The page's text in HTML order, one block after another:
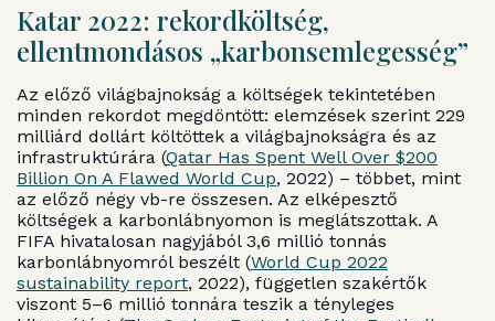
Katar 2022: rekordköltség,
ellentmondásos „karbonsemlegesség”
Az előző világbajnokság a költségek tekintetében
minden rekordot megdöntött: elemzések szerint 229
milliárd dollárt költöttek a világbajnokságra és az
infrastruktúrára (Qatar Has Spent Well Over $200
Billion On A Flawed World Cup, 2022) – többet, mint
az előző négy vb-re összesen. Az elképesztő
költségek a karbonlábnyomon is meglátszottak. A
FIFA hivatalosan nagyjából 3,6 millió tonnás
karbonlábnyomról beszélt (World Cup 2022
sustainability report, 2022), független szakértők
viszont 5–6 millió tonnára teszik a tényleges